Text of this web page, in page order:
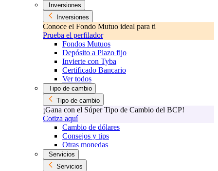
Inversiones
Inversiones
Conoce el Fondo Mutuo ideal para ti
Prueba el perfilador
Fondos Mutuos
Depósito a Plazo fijo
Invierte con Tyba
Certificado Bancario
Ver todos
Tipo de cambio
Tipo de cambio
¡Gana con el Súper Tipo de Cambio del BCP!
Cotiza aquí
Cambio de dólares
Consejos y tips
Otras monedas
Servicios
Servicios